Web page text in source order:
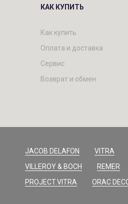
КАК КУПИТЬ
Как купить
Оплата и доставка
Сервис
Возврат и обмен
JACOB DELAFON VITRA
VILLEROY & BOCH
REMER
PROJECT.VITRA
ORAC